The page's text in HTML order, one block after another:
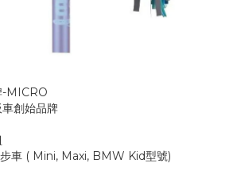
-MICRO
創始品牌
車 ( Mini, Maxi, BMW Kid型號)